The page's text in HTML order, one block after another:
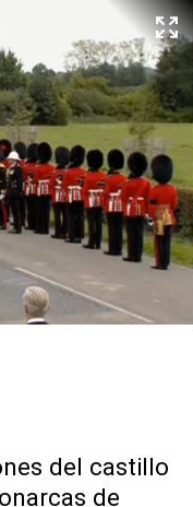
del castillo
de